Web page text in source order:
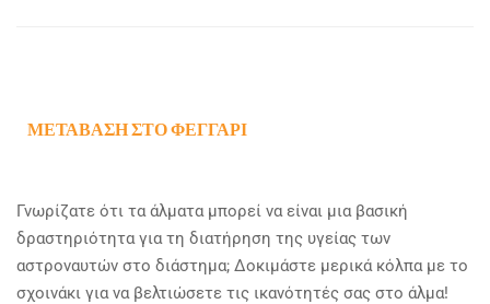
ΜΕΤΆΒΑΣΗ ΣΤΟ ΦΕΓΓΆΡΙ
Γνωρίζατε ότι τα άλματα μπορεί να είναι μια βασική
δραστηριότητα για τη διατήρηση της υγείας των
αστροναυτών στο διάστημα; Δοκιμάστε μερικά κόλπα με το
σχοινάκι για να βελτιώσετε τις ικανότητές σας στο άλμα!